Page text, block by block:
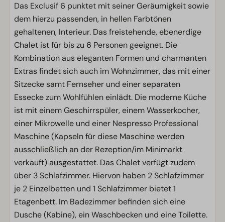
Das Exclusif 6 punktet mit seiner Geräumigkeit sowie
dem hierzu passenden, in hellen Farbtönen
gehaltenen, Interieur. Das freistehende, ebenerdige
Chalet ist für bis zu 6 Personen geeignet. Die
Kombination aus eleganten Formen und charmanten
Extras findet sich auch im Wohnzimmer, das mit einer
Sitzecke samt Fernseher und einer separaten
Essecke zum Wohlfühlen einlädt. Die moderne Küche
ist mit einem Geschirrspüler, einem Wasserkocher,
einer Mikrowelle und einer Nespresso Professional
Maschine (Kapseln für diese Maschine werden
ausschließlich an der Rezeption/im Minimarkt
verkauft) ausgestattet. Das Chalet verfügt zudem
über 3 Schlafzimmer. Hiervon haben 2 Schlafzimmer
je 2 Einzelbetten und 1 Schlafzimmer bietet 1
Etagenbett. Im Badezimmer befinden sich eine
Dusche (Kabine), ein Waschbecken und eine Toilette.